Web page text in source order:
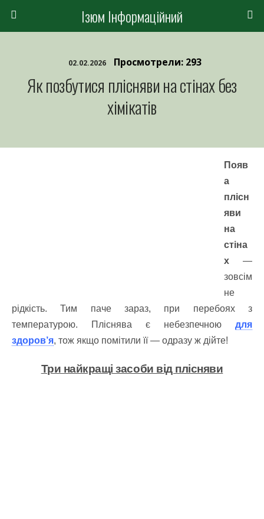
Ізюм Інформаційний
02.02.2026 Просмотрели: 293
Як позбутися плісняви на стінах без
хімікатів
Появ
а
плісн
яви
на
стіна
х —
зовсім
не
рідкість. Тим паче зараз, при перебоях з
температурою. Пліснява є небезпечною для
здоров’я, тож якщо помітили її — одразу ж дійте!
Три найкращі засоби від плісняви